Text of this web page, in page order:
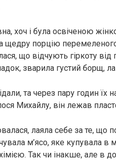
хоч і була освіченою
щедру порцію
що відчують гіркоту
зварила густий борщ,
та через пару годин їх
Михайлу, він лежав
лаяла себе за те, що
м’ясо, яке купувала
Так чи інакше, але в